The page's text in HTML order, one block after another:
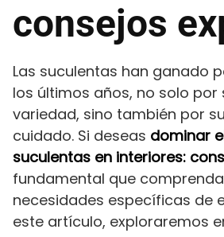
consejos
Las suculentas han ganado
los últimos años, no solo por
variedad, sino también por
cuidado. Si deseas dominar
suculentas en interiores:
fundamental que
necesidades específicas de
este artículo, exploraremos